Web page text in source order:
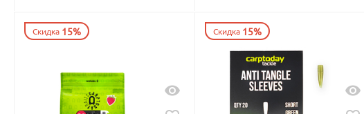
Скидка 15% Скидка 15%